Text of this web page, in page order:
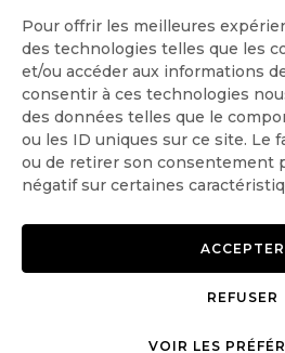
Pour offrir les meilleures
des technologies telles que les
et/ou accéder aux informations
consentir à ces technologies
des données telles que le
ou les ID uniques sur ce site. Le
ou de retirer son consentement
négatif sur certaines
ACCEPTER
REFUSER
VOIR LES
Quotidienne
Hebdo
OK